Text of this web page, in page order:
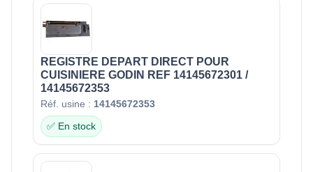
REGISTRE DEPART DIRECT POUR
CUISINIERE GODIN REF 14145672301 /
14145672353
Réf. usine : 14145672353
✅ En stock